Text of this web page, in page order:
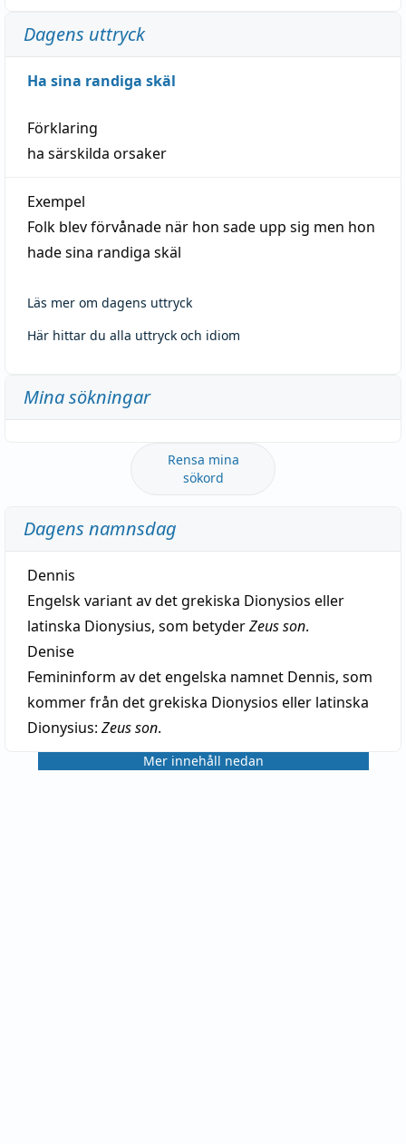
Dagens uttryck
Ha sina randiga skäl
Förklaring
ha särskilda orsaker
Exempel
Folk blev förvånade när hon sade upp sig men hon
hade sina randiga skäl
Läs mer om dagens uttryck
Här hittar du alla uttryck och idiom
Mina sökningar
Rensa mina
sökord
Dagens namnsdag
Dennis
Engelsk variant av det grekiska Dionysios eller
latinska Dionysius, som betyderZeus son.
Denise
Femininform av det engelska namnet Dennis, som
kommer från det grekiska Dionysios eller latinska
Dionysius: Zeus son.
Mer innehåll nedan